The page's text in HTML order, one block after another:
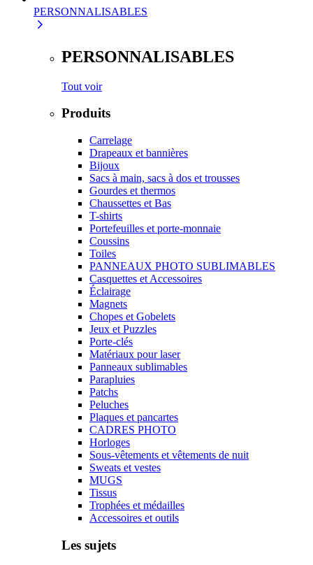
PERSONNALISABLES
PERSONNALISABLES
Tout voir
Produits
Carrelage
Drapeaux et bannières
Bijoux
Sacs à main, sacs à dos et trousses
Gourdes et thermos
Chaussettes et Bas
T-shirts
Portefeuilles et porte-monnaie
Coussins
Toiles
PANNEAUX PHOTO SUBLIMABLES
Casquettes et Accessoires
Éclairage
Magnets
Chopes et Gobelets
Jeux et Puzzles
Porte-clés
Matériaux pour laser
Panneaux sublimables
Parapluies
Patchs
Peluches
Plaques et pancartes
CADRES PHOTO
Horloges
Sous-vêtements et vêtements de nuit
Sweats et vestes
MUGS
Tissus
Trophées et médailles
Accessoires et outils
Les sujets